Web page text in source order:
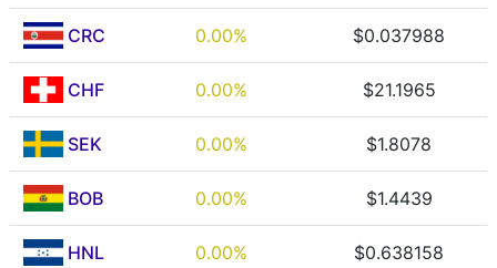
CRC 0.00% $0.037988
CHF 0.00% $21.1965
SEK 0.00% $1.8078
BOB 0.00% $1.4439
HNL 0.00% $0.638158